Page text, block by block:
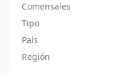
Comensales
Tipo
País
Región